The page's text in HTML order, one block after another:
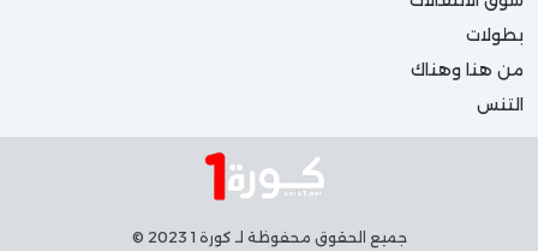
بطولات
من هنا وهناك
التنس
جميع الحقوق محفوظة لـ كورة 1 2023 ©